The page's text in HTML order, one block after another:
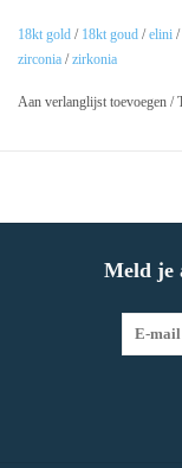
18kt gold / 18kt goud /elini /
zirconia /zirkonia
Aan verlanglijst toevoegen /
Meld je